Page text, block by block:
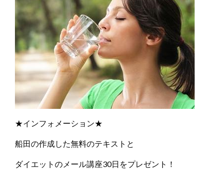
★インフォメーション★
船田の作成した無料のテキストと
ダイエットのメール講座30日をプレゼント！